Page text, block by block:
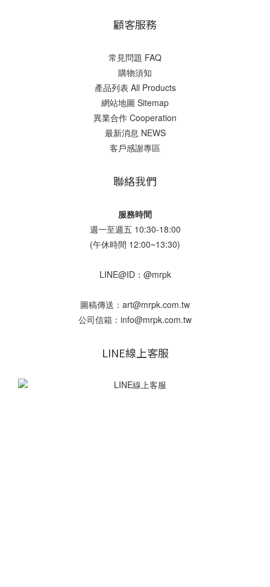
顧客服務
常見問題 FAQ
購物須知
產品列表 All Products
網站地圖 Sitemap
異業合作 Cooperation
最新消息 NEWS
客戶感謝專區
聯絡我們
服務時間
週一至週五 10:30-18:00
(午休時間 12:00~13:30)
LINE@ID：@mrpk
圖稿傳送：art@mrpk.com.tw
公司信箱：info@mrpk.com.tw
LINE線上客服